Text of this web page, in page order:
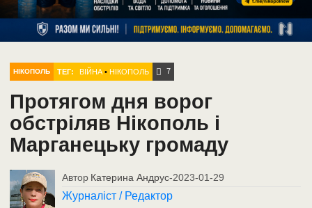
НІКОПОЛЬ ТЕГ: ВІЙНА •НІКОПОЛЬ 7
Протягом дня ворог
обстріляв Нікополь і
Марганецьку громаду
Автор Катерина Андрус-2023-01-29
Журналіст / Редактор